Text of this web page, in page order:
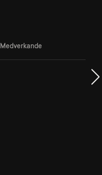
Medverkande